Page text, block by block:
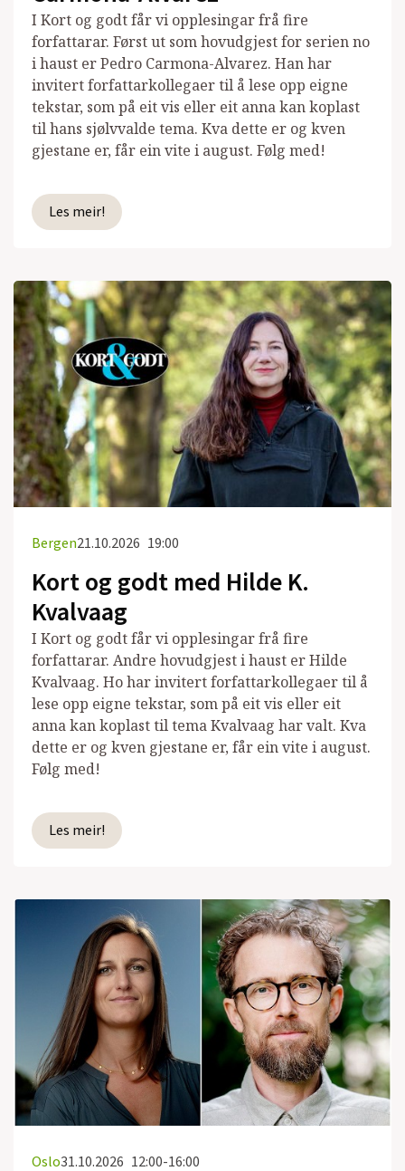
I Kort og godt får vi opplesingar frå fire
forfattarar. Først ut som hovudgjest for serien no
i haust er Pedro Carmona-Alvarez. Han har
invitert forfattarkollegaer til å lese opp eigne
tekstar, som på eit vis eller eit anna kan koplast
til hans sjølvvalde tema. Kva dette er og kven
gjestane er, får ein vite i august. Følg med!
Les meir!
Bergen21.10.2026 19:00
Kort og godt med Hilde K.
Kvalvaag
I Kort og godt får vi opplesingar frå fire
forfattarar. Andre hovudgjest i haust er Hilde
Kvalvaag. Ho har invitert forfattarkollegaer til å
lese opp eigne tekstar, som på eit vis eller eit
anna kan koplast til tema Kvalvaag har valt. Kva
dette er og kven gjestane er, får ein vite i august.
Følg med!
Les meir!
Oslo31.10.2026 12:00-16:00